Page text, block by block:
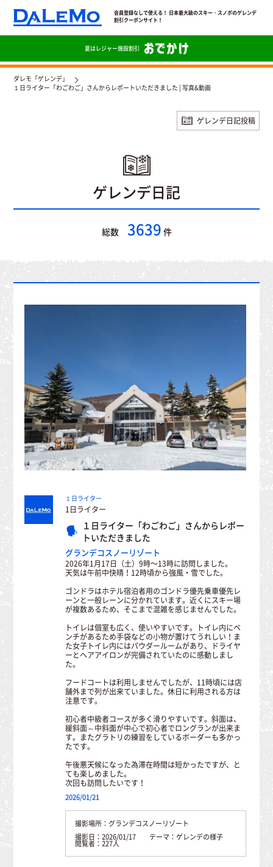
会員登録なしで使える！ 日本最大級のスキー・スノボのゲレンデ
割引クーポンサイト！
夏はレジャー施設割引
ダレモ「ゲレンデ」
１日ライター「わごわご」さんからレポートいただきました | 写真&動画
ゲレンデ日記投稿
ゲレンデ日記
総数 3639 件
１日ライター
1日ライター
１日ライター「わごわご」さんからレポー
トいただきました
グランデコスノーリゾート
2026年1月17日（土）9時〜13時に訪問しました。
天気は午前中快晴！12時頃から強風・雪でした。
ゴンドラはホテル宿泊者用のゴンドラ優先乗車優先レ
ーンと一般レーンに分かれています。近くにスキー場
が複数あるため、そこまで混雑を感じませんでした。
トイレは個室も広く、使いやすいです。トイレ内にベ
ンチがあるため手袋などの小物が置けてうれしい！ま
た女子トイレ内にはパウダールームがあり、ドライヤ
ーとヘアアイロンが完備されていたのに感動しまし
た。
フードコートは利用しませんでしたが、11時頃には店
舗外まで列が出来ていました。休日に利用される方は
注意です。
初心者中級者コースが多く滑りやすいです。斜面は、
緩斜面～中斜面が中心で初心者でロングランが出来ま
す。またグラトリの練習をしているボーダーも多かっ
たです。
午後悪天候になった為滞在時間は短かったですが、と
ても楽しめました。
次回も訪問したいです！
2026/01/21
撮影場所：グランデコスノーリゾート
撮影日：2026/01/17 テーマ：ゲレンデの様子
閲覧者：227人